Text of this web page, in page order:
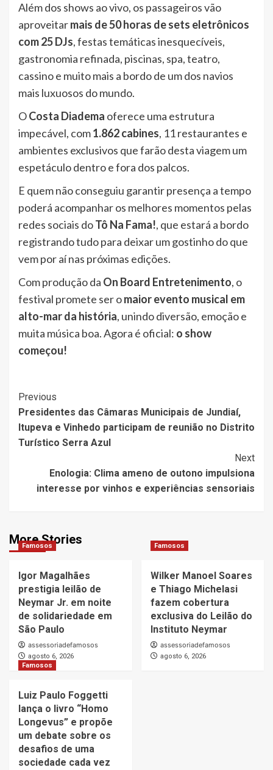
Além dos shows ao vivo, os passageiros vão
aproveitarmais de 50 horas de sets eletrônicos
com 25 DJs, festas temáticas inesquecíveis,
gastronomia refinada, piscinas, spa, teatro,
cassino e muito mais a bordo de um dos navios
mais luxuosos do mundo.
OCosta Diadema oferece uma estrutura
impecável, com1.862 cabines, 11 restaurantes e
ambientes exclusivos que farão desta viagem um
espetáculo dentro e fora dos palcos.
E quem não conseguiu garantir presença a tempo
poderá acompanhar os melhores momentos pelas
redes sociais doTô Na Fama!, que estará a bordo
registrando tudo para deixar um gostinho do que
vem por aí nas próximas edições.
Com produção da On Board Entretenimento, o
festival promete ser omaior evento musical em
alto-mar da história, unindo diversão, emoção e
muita música boa. Agora é oficial: o show
começou!
Post
Navigation
Previous
Presidentes das Câmaras Municipais de Jundiaí,
Itupeva e Vinhedo participam de reunião no Distrito
Turístico Serra Azul
Next
Enologia: Clima ameno de outono impulsiona
interesse por vinhos e experiências sensoriais
More Stories
Famosos
Igor Magalhães
prestigia leilão de
Neymar Jr. em noite
de solidariedade em
São Paulo
assessoriadefamosos
agosto 6, 2026
Famosos
Wilker Manoel Soares
e Thiago Michelasi
fazem cobertura
exclusiva do Leilão do
Instituto Neymar
assessoriadefamosos
agosto 6, 2026
Famosos
Luiz Paulo Foggetti
lança o livro “Homo
Longevus” e propõe
um debate sobre os
desafios de uma
sociedade cada vez